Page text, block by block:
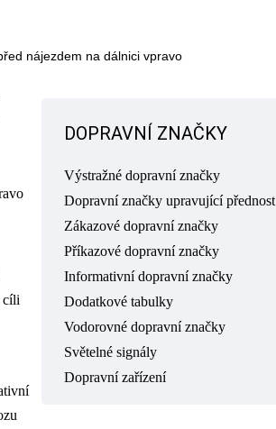
nájezdem na dálnici vpravo
cíli
DOPRAVNÍ ZNAČKY
Výstražné dopravní značky
Dopravní značky upravující přednost
Zákazové dopravní značky
Příkazové dopravní značky
Informativní dopravní značky
Dodatkové tabulky
Vodorovné dopravní značky
Světelné signály
Dopravní zařízení